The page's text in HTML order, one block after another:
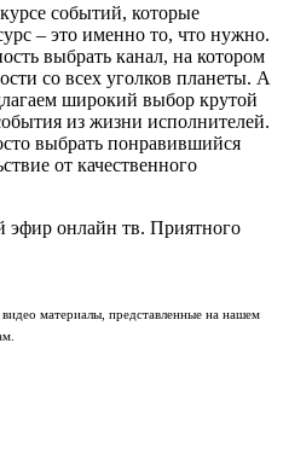
событий, которые
– это именно то, что нужно.
выбрать канал, на котором
со всех уголков планеты. А
широкий выбор крутой
из жизни исполнителей.
выбрать понравившийся
от качественного
эфир онлайн тв. Приятного
материалы, представленные на нашем